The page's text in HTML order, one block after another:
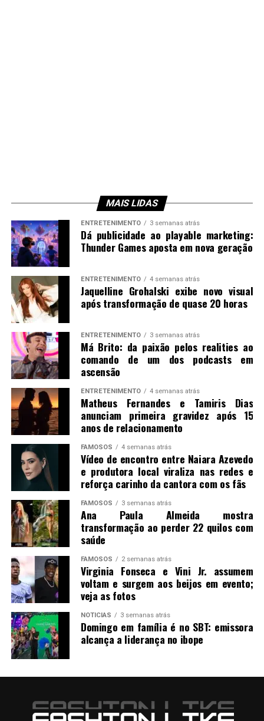
MAIS LIDAS
ENTRETENIMENTO 3 semanas atrás
Dá publicidade ao playable marketing:
Thunder Games aposta em nova geração
ENTRETENIMENTO 4 semanas atrás
Jaquelline Grohalski exibe novo visual
após transformação de quase 20 horas
ENTRETENIMENTO 3 semanas atrás
Má Brito: da paixão pelos realities ao
comando de um dos podcasts em
ascensão
ENTRETENIMENTO 4 semanas atrás
Matheus Fernandes e Tamiris Dias
anunciam primeira gravidez após 15
anos de relacionamento
FAMOSOS 4 semanas atrás
Vídeo de encontro entre Naiara Azevedo
e produtora local viraliza nas redes e
reforça carinho da cantora com os fãs
FAMOSOS 3 semanas atrás
Ana Paula Almeida mostra
transformação ao perder 22 quilos com
saúde
FAMOSOS 2 semanas atrás
Virginia Fonseca e Vini Jr. assumem
voltam e surgem aos beijos em evento;
veja as fotos
NOTICIAS 3 semanas atrás
Domingo em família é no SBT: emissora
alcança a liderança no ibope